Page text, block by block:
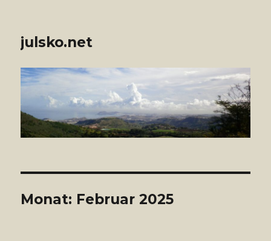
julsko.net
Monat: Februar 2025